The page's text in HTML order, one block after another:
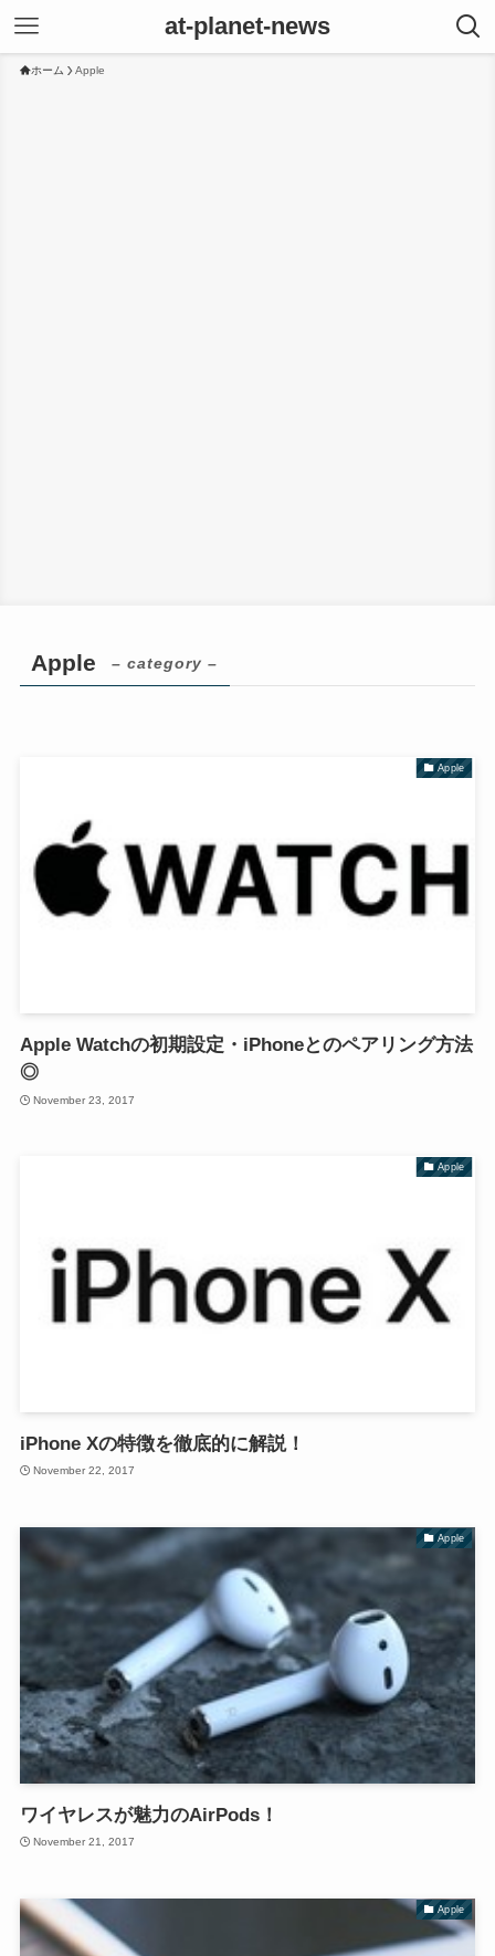
at-planet-news
ホーム Apple
Apple – category –
Apple
Apple Watchの初期設定・iPhoneとのペアリング方法
◎
November 23, 2017
Apple
iPhone Xの特徴を徹底的に解説！
November 22, 2017
Apple
ワイヤレスが魅力のAirPods！
November 21, 2017
Apple